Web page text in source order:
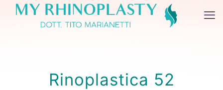
Rinoplastica 52